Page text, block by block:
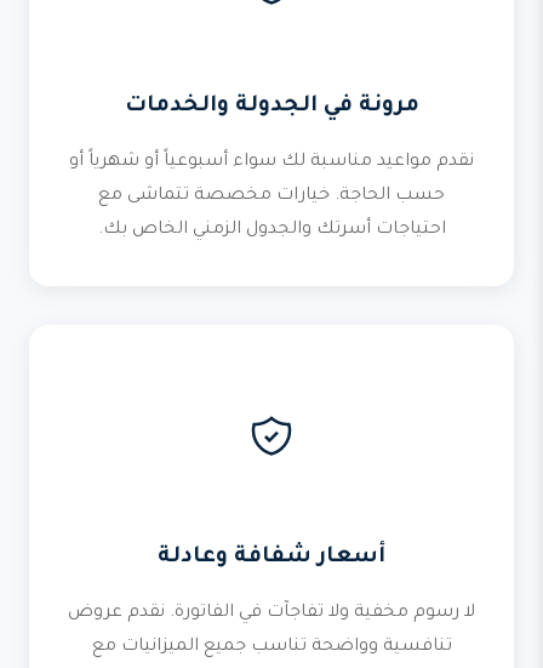
مرونة في الجدولة والخدمات
نقدم مواعيد مناسبة لك سواء أسبوعياً أو شهرياً أو
حسب الحاجة. خيارات مخصصة تتماشى مع
احتياجات أسرتك والجدول الزمني الخاص بك.
أسعار شفافة وعادلة
لا رسوم مخفية ولا تفاجآت في الفاتورة. نقدم عروض
تنافسية وواضحة تناسب جميع الميزانيات مع